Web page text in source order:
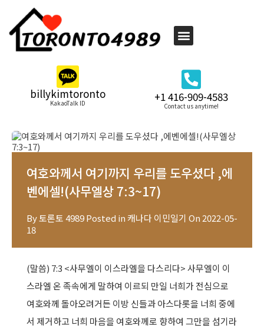
billykimtoronto
KakaoTalk ID +1 416-909-4583
Contact us anytime!
여호와께서 여기까지 우리를 도우셨다 ,에
벤에셀!(사무엘상 7:3~17)
By토론토 4989Posted in캐나다 이민일기 On2022-05-
18
(말씀) 7:3 <사무엘이 이스라엘을 다스리다> 사무엘이 이
스라엘 온 족속에게 말하여 이르되 만일 너희가 전심으로
여호와께 돌아오려거든 이방 신들과 아스다롯을 너희 중에
서 제거하고 너희 마음을 여호와께로 향하여 그만을 섬기라